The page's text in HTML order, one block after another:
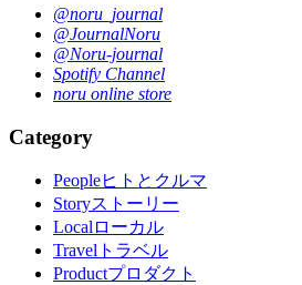
@noru_journal
@JournalNoru
@Noru-journal
Spotify Channel
noru online store
Category
Peopleヒトとクルマ
Storyストーリー
Localローカル
Travel トラベル
Productプロダクト